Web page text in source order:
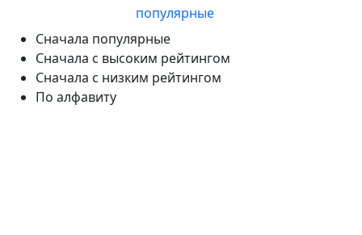
популярные
Сначала популярные
Сначала с высоким рейтингом
Сначала с низким рейтингом
По алфавиту